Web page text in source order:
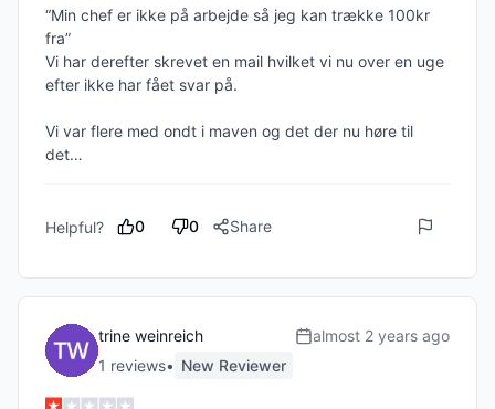
“Min chef er ikke på arbejde så jeg kan trække 100kr
fra”
Vi har derefter skrevet en mail hvilket vi nu over en uge
efter ikke har fået svar på.
Vi var flere med ondt i maven og det der nu høre til
det…
Helpful? 0 0 Share
trine weinreich
1 reviews• New Reviewer
almost 2 years ago